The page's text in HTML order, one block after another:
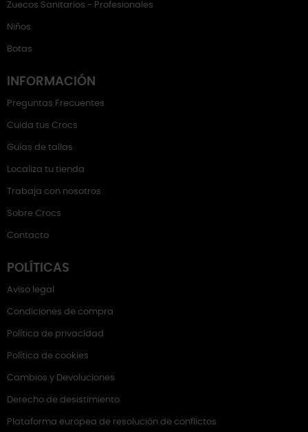
Zuecos Sanitarios - Profesionales
Niños
Botas
INFORMACIÓN
Preguntas Frecuentes
Cuida tus Crocs
Guías de tallas
Localiza tu tienda
Trabaja con nosotros
Sobre Crocs
Contacto
POLÍTICAS
Aviso legal
Condiciones de compra
Política de privacidad
Política de cookies
Cambios y Devoluciones
Derecho de desistimiento
Plataforma europea de resolución de conflictos